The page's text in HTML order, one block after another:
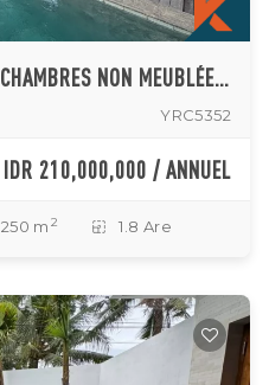
VILLA SPACIEUSE DE DEUX CHAMBRES NON MEUBLÉE À MUNGGU (LOCATION MINIMUM DE 3 ANS)
YRC5352
IDR 210,000,000 / ANNUEL
250 m 2 1.8 Are